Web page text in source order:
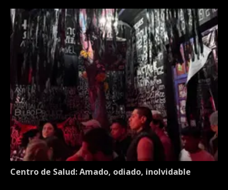
Centro de Salud: Amado, odiado, inolvidable